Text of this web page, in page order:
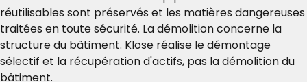
réutilisables sont préservés et les matières dangereuses
traitées en toute sécurité. La démolition concerne la
structure du bâtiment. Klose réalise le démontage
sélectif et la récupération d'actifs, pas la démolition du
bâtiment.